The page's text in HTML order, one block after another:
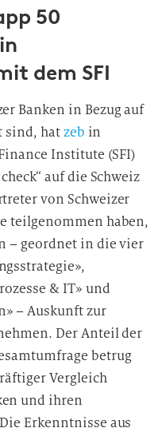
50
dem SFI
Banken in Bezug auf
sind, hatzeb in
Institute (SFI)
auf die Schweiz
von Schweizer
teilgenommen haben,
– geordnet in die vier
& IT» und
– Auskunft zur
Der Anteil der
betrug
Vergleich
und ihren
Erkenntnisse aus